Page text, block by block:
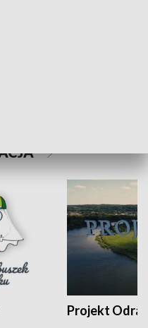
Projekt Odra